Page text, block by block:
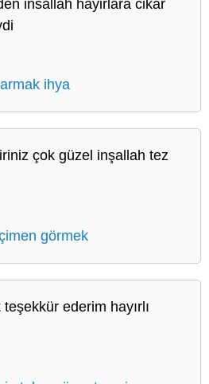
insallah hayirlara cikar
ihya
çok güzel inşallah tez
görmek
ederim hayırlı